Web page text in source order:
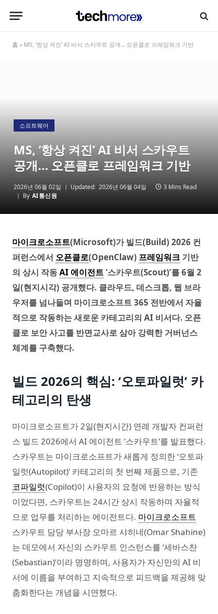
홈 » MS, ‘항상 켜진’ AI 비서 스카우트 공개… 오픈클로 프레임워크 기반
소프트웨어
MS, ‘항상 켜진’ AI 비서 스카우트
공개… 오픈클로 프레임워크 기반
2026년 06월 02일 Updated: 2026년 06월 04일
3 Mins Read
By AI통신원
마이크로소프트(Microsoft)가 빌드(Build) 2026 컨
퍼런스에서 오픈클로(OpenClaw) 프레임워크 기반
의 상시 작동AI 에이전트‘스카우트(Scout)’를 6월 2
일(현지시각) 공개했다. 클라우드, 데스크톱, 웹 브라
우저를 넘나들며 마이크로소프트 365 전반에서 자율
적으로 작동하는 새로운 카테고리의 AI 비서다. 오픈
클로 보안 사고를 반면교사로 삼아 강력한 거버넌스
체계를 구축했다.
빌드 2026의 핵심: ‘오토파일럿’ 카
테고리의 탄생
마이크로소프트가 2일(현지시간) 연례 개발자 컨퍼런
스 빌드 2026에서 AI 에이전트 ‘스카우트’를 발표했다.
스카우트는 마이크로소프트가 새롭게 정의한 ‘오토파
일럿(Autopilot)’ 카테고리의 첫 번째 제품으로, 기존
코파일럿(Copilot)이 사용자의 요청에 반응하는 방식
이었다면, 스카우트는 24시간 상시 작동하며 자율적
으로 업무를 처리하는 에이전트다. 마이크로소프트
스카우트 담당 부사장 오마르 샤히네(Omar Shahine)
는 데모에서 자신의 스카우트 인스턴스를 ‘세바스찬
(Sebastian)’이라 명명하며, 사용자가 자신만의 AI 비
서에 이름을 부여하고 지속적으로 피드백을 제공해 맞
춤화한다는 개념을 시연했다.